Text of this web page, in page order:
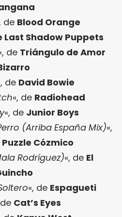
de Blood Orange
Last Shadow Puppets
de Triángulo de Amor
de David Bowie
«, de Radiohead
«, de Junior Boys
(Arriba España Mix)«,
Puzzle Cózmico
Rodríguez)«, de El
«, de Espagueti
Cat’s Eyes